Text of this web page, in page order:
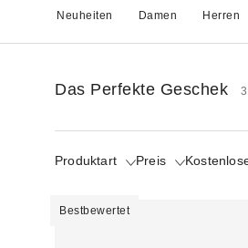
Neuheiten Damen Herren
Das Perfekte Geschek
Produktart Preis
Bestbewertet